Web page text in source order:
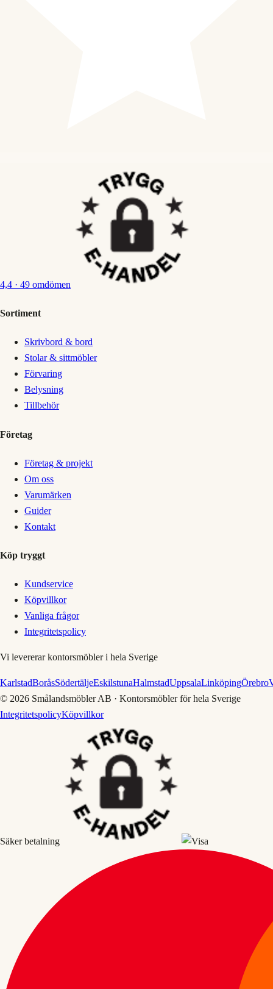
4,4 · 49 omdömen
Sortiment
Skrivbord & bord
Stolar & sittmöbler
Förvaring
Belysning
Tillbehör
Företag
Företag & projekt
Om oss
Varumärken
Guider
Kontakt
Köp tryggt
Kundservice
Köpvillkor
Vanliga frågor
Integritetspolicy
Vi levererar kontorsmöbler i hela Sverige
KarlstadBoråsSödertäljeEskilstunaHalmstadUppsalaLinköpingÖrebro
© 2026 Smålandsmöbler AB · Kontorsmöbler för hela Sverige
IntegritetspolicyKöpvillkor
Säker betalning